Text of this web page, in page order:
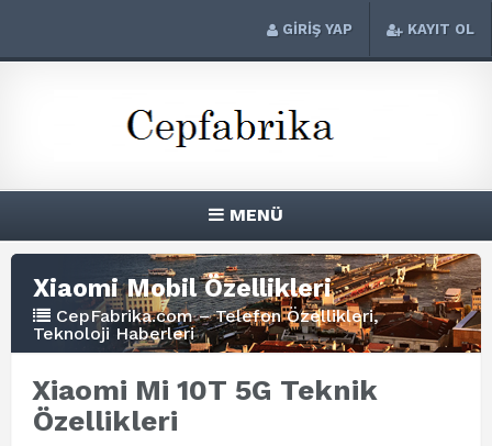
GİRİŞ YAP KAYIT OL
MENÜ
Xiaomi Mobil Özellikleri
CepFabrika.com – Telefon Özellikleri,
Teknoloji Haberleri
Xiaomi Mi 10T 5G Teknik
Özellikleri